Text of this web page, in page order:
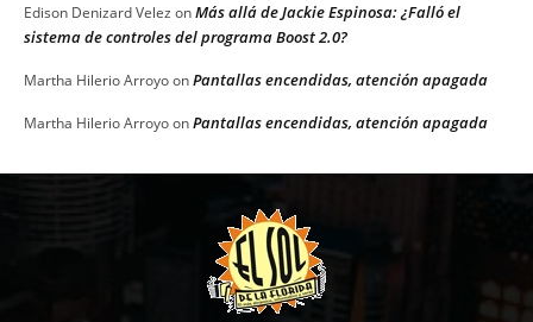
Edison Denizard Velez onMás allá de Jackie Espinosa: ¿Falló el
sistema de controles del programa Boost 2.0?
Martha Hilerio ArroyoonPantallas encendidas, atención apagada
Martha Hilerio ArroyoonPantallas encendidas, atención apagada